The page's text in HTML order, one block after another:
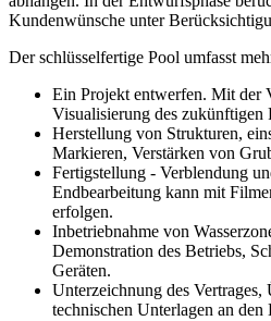
Kundenwünsche unter
Der schlüsselfertige Pool umfasst
Ein Projekt entwerfen. Mit der
Visualisierung des zukünftigen
Herstellung von Strukturen,
Markieren, Verstärken von
Fertigstellung - Verblendung
Endbearbeitung kann mit
erfolgen.
Inbetriebnahme von
Demonstration des Betriebs,
Geräten.
Unterzeichnung des Vertrages,
technischen Unterlagen an den